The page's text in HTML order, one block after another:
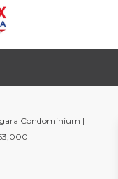
Condominium |